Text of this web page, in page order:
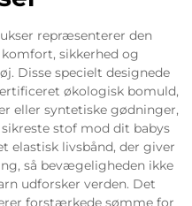
repræsenterer den
sikkerhed og
Disse specielt designede
økologisk bomuld,
eller syntetiske gødninger,
stof mod dit babys
elastisk livsbånd, der giver
så bevægeligheden ikke
udforsker verden. Det
forstærkede sømme for